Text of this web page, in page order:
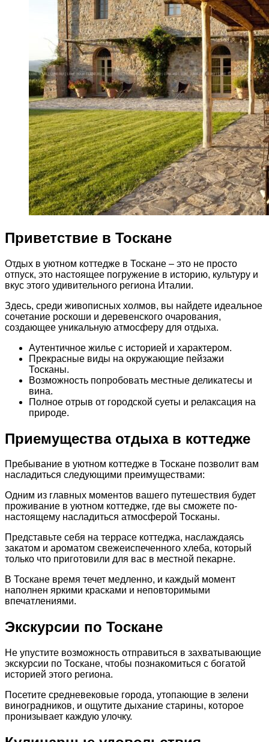
Приветствие в Тоскане
Отдых в уютном коттедже в Тоскане – это не просто
отпуск, это настоящее погружение в историю, культуру и
вкус этого удивительного региона Италии.
Здесь, среди живописных холмов, вы найдете идеальное
сочетание роскоши и деревенского очарования,
создающее уникальную атмосферу для отдыха.
Аутентичное жилье с историей и характером.
Прекрасные виды на окружающие пейзажи
Тосканы.
Возможность попробовать местные деликатесы и
вина.
Полное отрыв от городской суеты и релаксация на
природе.
Приемущества отдыха в коттедже
Пребывание в уютном коттедже в Тоскане позволит вам
насладиться следующими преимуществами:
Одним из главных моментов вашего путешествия будет
проживание в уютном коттедже, где вы сможете по-
настоящему насладиться атмосферой Тосканы.
Представьте себя на террасе коттеджа, наслаждаясь
закатом и ароматом свежеиспеченного хлеба, который
только что приготовили для вас в местной пекарне.
В Тоскане время течет медленно, и каждый момент
наполнен яркими красками и неповторимыми
впечатлениями.
Экскурсии по Тоскане
Не упустите возможность отправиться в захватывающие
экскурсии по Тоскане, чтобы познакомиться с богатой
историей этого региона.
Посетите средневековые города, утопающие в зелени
виноградников, и ощутите дыхание старины, которое
пронизывает каждую улочку.